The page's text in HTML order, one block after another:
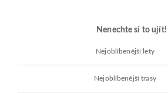
Nenechte si to ujít!
Nejoblíbenější lety
Nejoblíbenější trasy